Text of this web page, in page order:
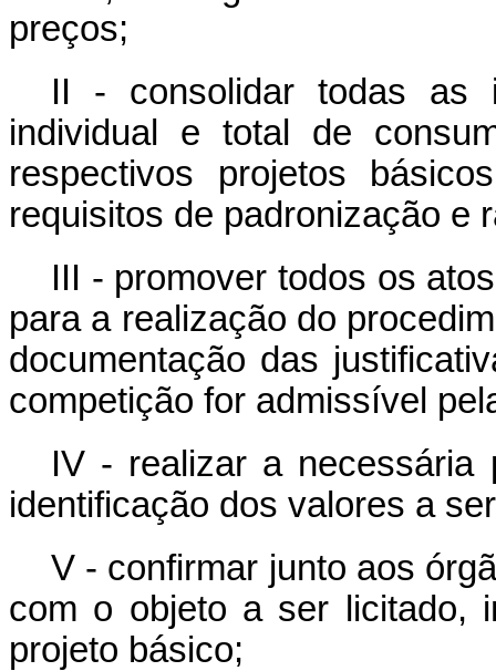
preços;
II - consolidar todas as
individual e total de
respectivos projetos
requisitos de padronização e
III - promover todos os
para a realização do
documentação das
competição for admissível
IV - realizar a necessária
identificação dos valores a
V - confirmar junto aos
com o objeto a ser licitado,
projeto básico;